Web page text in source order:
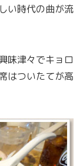
い時代の曲が流
味津々でキョロ
はついたてが高